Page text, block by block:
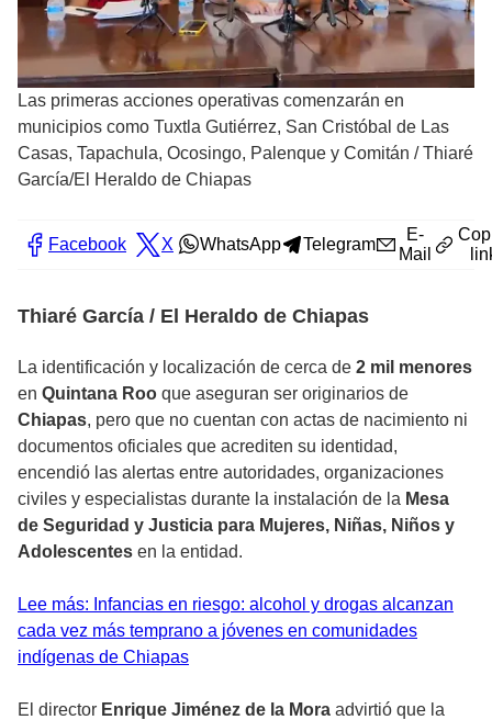
Las primeras acciones operativas comenzarán en
municipios como Tuxtla Gutiérrez, San Cristóbal de Las
Casas, Tapachula, Ocosingo, Palenque y Comitán /Thiaré
García/El Heraldo de Chiapas
Facebook X WhatsApp Telegram
E-
Mail
Thiaré García / El Heraldo de Chiapas
La identificación y localización de cerca de 2 mil menores
en Quintana Roo que aseguran ser originarios de
Chiapas, pero que no cuentan con actas de nacimiento ni
documentos oficiales que acrediten su identidad,
encendió las alertas entre autoridades, organizaciones
civiles y especialistas durante la instalación de la Mesa
de Seguridad y Justicia para Mujeres, Niñas, Niños y
Adolescentes en la entidad.
Lee más: Infancias en riesgo: alcohol y drogas alcanzan
cada vez más temprano a jóvenes en comunidades
indígenas de Chiapas
El director Enrique Jiménez de la Mora advirtió que la